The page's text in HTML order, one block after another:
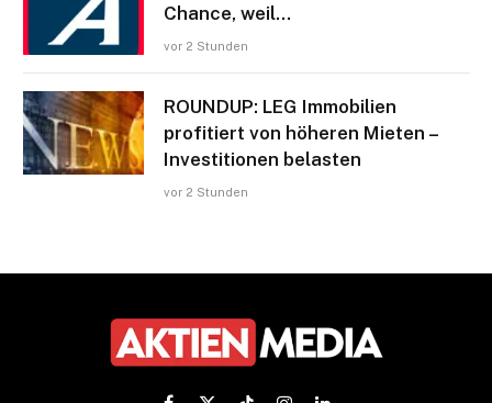
Chance, weil…
vor 2 Stunden
ROUNDUP: LEG Immobilien
profitiert von höheren Mieten –
Investitionen belasten
vor 2 Stunden